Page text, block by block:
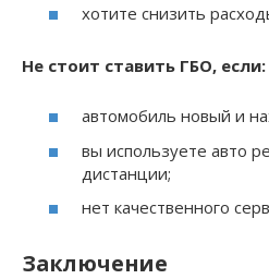
хотите снизить
Не стоит ставить ГБО, если:
автомобиль новый и
вы используете авто
дистанции;
нет качественного
Заключение